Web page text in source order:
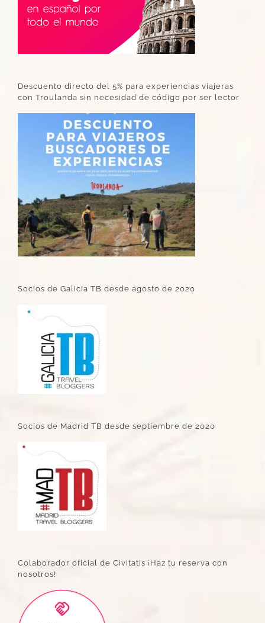
Descuento directo del 5% para experiencias viajeras
con Troulanda sin necesidad de código por ser lector
Socios de Galicia TB desde agosto de 2020
Socios de Madrid TB desde septiembre de 2020
Colaborador oficial de Civitatis ¡Haz tu reserva con
nosotros!